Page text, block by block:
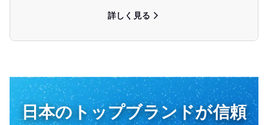
詳しく見る
日本のトップブランドが信頼